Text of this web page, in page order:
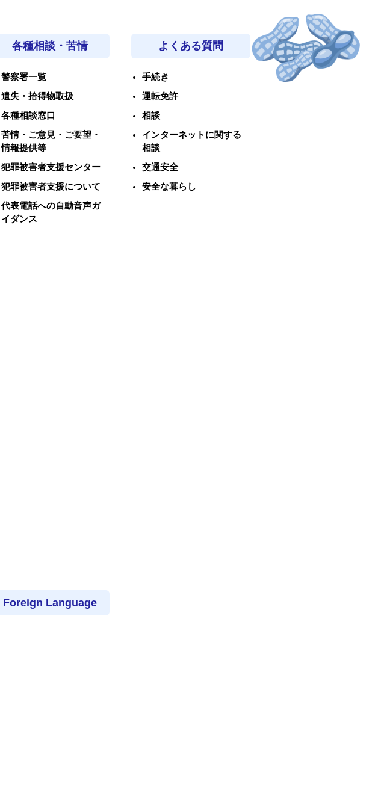
各種相談・苦情
警察署一覧
遺失・拾得物取扱
各種相談窓口
苦情・ご意見・ご要望・
情報提供等
犯罪被害者支援センター
犯罪被害者支援について
代表電話への自動音声ガ
イダンス
よくある質問
手続き
運転免許
相談
インターネットに関する
相談
交通安全
安全な暮らし
Foreign Language